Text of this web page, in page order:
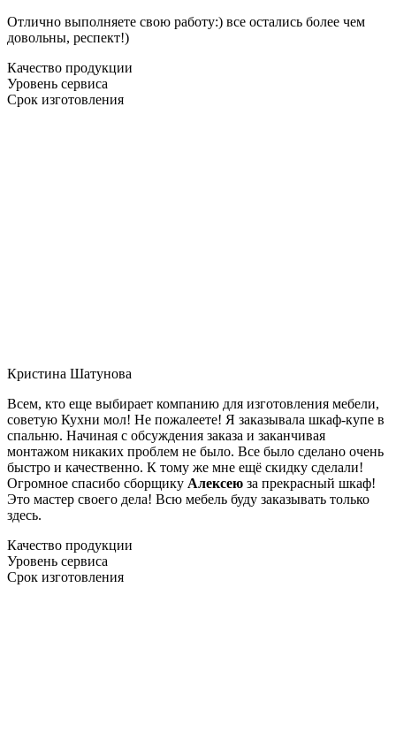
Отлично выполняете свою работу:) все остались более чем
довольны, респект!)
Качество продукции
Уровень сервиса
Срок изготовления
Кристина Шатунова
Всем, кто еще выбирает компанию для изготовления мебели,
советую Кухни мол! Не пожалеете! Я заказывала шкаф-купе в
спальню. Начиная с обсуждения заказа и заканчивая
монтажом никаких проблем не было. Все было сделано очень
быстро и качественно. К тому же мне ещё скидку сделали!
Огромное спасибо сборщику Алексею за прекрасный шкаф!
Это мастер своего дела! Всю мебель буду заказывать только
здесь.
Качество продукции
Уровень сервиса
Срок изготовления